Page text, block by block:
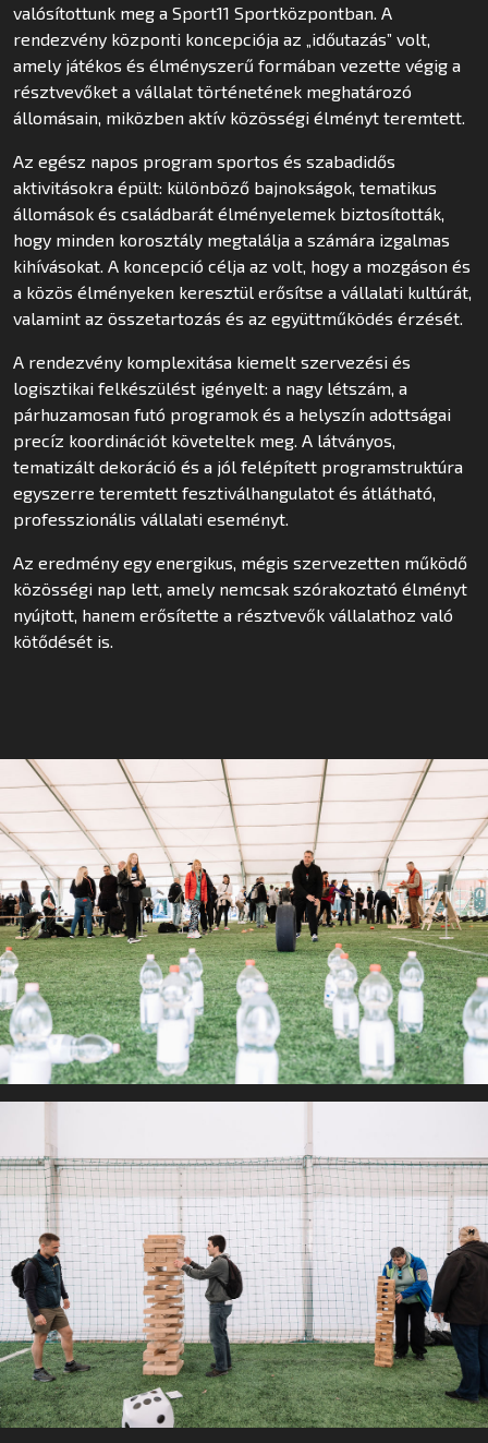
valósítottunk meg a Sport11 Sportközpontban. A
rendezvény központi koncepciója az „időutazás” volt,
amely játékos és élményszerű formában vezette végig a
résztvevőket a vállalat történetének meghatározó
állomásain, miközben aktív közösségi élményt teremtett.
Az egész napos program sportos és szabadidős
aktivitásokra épült: különböző bajnokságok, tematikus
állomások és családbarát élményelemek biztosították,
hogy minden korosztály megtalálja a számára izgalmas
kihívásokat. A koncepció célja az volt, hogy a mozgáson és
a közös élményeken keresztül erősítse a vállalati kultúrát,
valamint az összetartozás és az együttműködés érzését.
A rendezvény komplexitása kiemelt szervezési és
logisztikai felkészülést igényelt: a nagy létszám, a
párhuzamosan futó programok és a helyszín adottságai
precíz koordinációt követeltek meg. A látványos,
tematizált dekoráció és a jól felépített programstruktúra
egyszerre teremtett fesztiválhangulatot és átlátható,
professzionális vállalati eseményt.
Az eredmény egy energikus, mégis szervezetten működő
közösségi nap lett, amely nemcsak szórakoztató élményt
nyújtott, hanem erősítette a résztvevők vállalathoz való
kötődését is.